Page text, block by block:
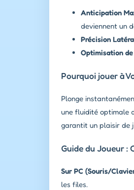
Anticipation
deviennent un
Précision
Optimisation
Pourquoi jouer à
Plonge
une fluidité optimale
garantit un plaisir de
Guide du Joueur :
Sur PC (Souris/
les files.